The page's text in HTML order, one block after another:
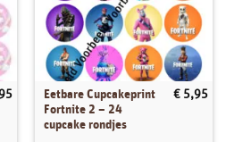
Eetbare Cupcakeprint
Fortnite 2 – 24
cupcake rondjes
€ 5,95